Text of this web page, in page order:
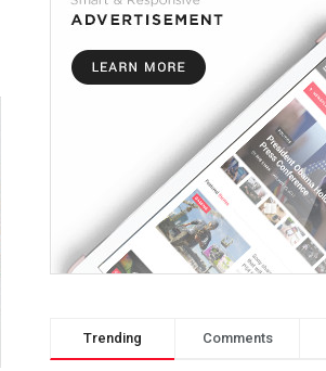
Trending Comments